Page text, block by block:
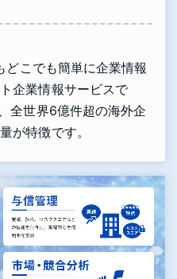
どこでも簡単に企業情報
企業情報サービスで
全世界6億件超の海外企
が特徴です。